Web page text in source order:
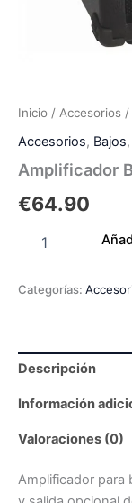
Inicio / Accesorios /
Accesorios, Bajos,
Amplificador
€64.90
Categorías:
Descripción
Información
Valoraciones (0)
Amplificador para